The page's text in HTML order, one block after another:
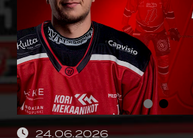
24.06.2026